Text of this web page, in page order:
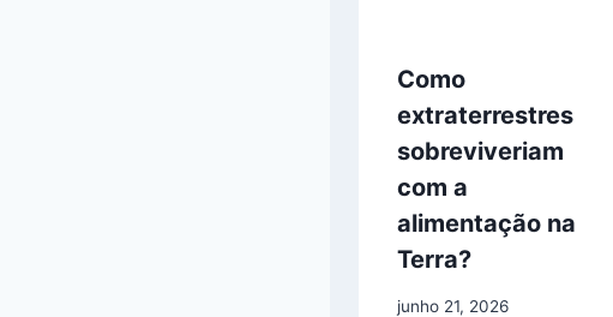
Como
extraterrestres
sobreviveriam
com a
alimentação na
Terra?
junho 21, 2026